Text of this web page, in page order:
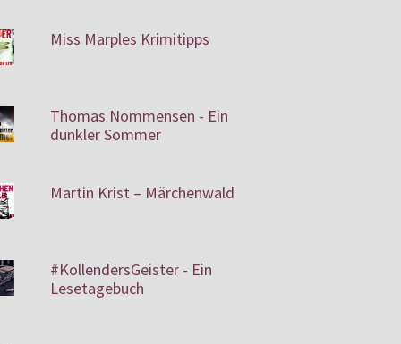
Miss Marples Krimitipps
Thomas Nommensen - Ein
dunkler Sommer
Martin Krist – Märchenwald
#KollendersGeister - Ein
Lesetagebuch